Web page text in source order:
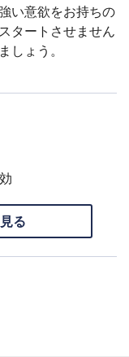
い意欲をお持ちの
タートさせません
しょう。
る